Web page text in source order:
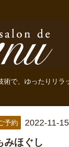
で、ゆったりリ
予約 2022-11-
みほぐし